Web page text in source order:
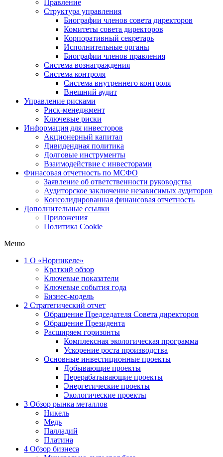
Правление
Структура управления
Биографии членов совета директоров
Комитеты совета директоров
Корпоративный секретарь
Исполнительные органы
Биографии членов правления
Система вознаграждения
Система контроля
Система внутреннего контроля
Внешний аудит
Управление рисками
Риск-менеджмент
Ключевые риски
Информация для инвесторов
Акционерный капитал
Дивидендная политика
Долговые инструменты
Взаимодействие с инвеcторами
Финасовая отчетность по МСФО
Заявление об ответственности руководства
Аудиторское заключение независимых аудиторов
Консолидированная финансовая отчетность
Дополнительные ссылки
Приложения
Политика Cookie
Меню
1 О «Норникеле»
Краткий обзор
Ключевые показатели
Ключевые события года
Бизнес-модель
2 Стратегический отчет
Обращение Председателя Совета директоров
Обращение Президента
Расширяем горизонты
Комплексная экологическая программа
Ускорение роста производства
Основные инвестиционные проекты
Добывающие проекты
Перерабатывающие проекты
Энергетические проекты
Экологические проекты
3 Обзор рынка металлов
Никель
Медь
Палладий
Платина
4 Обзор бизнеса